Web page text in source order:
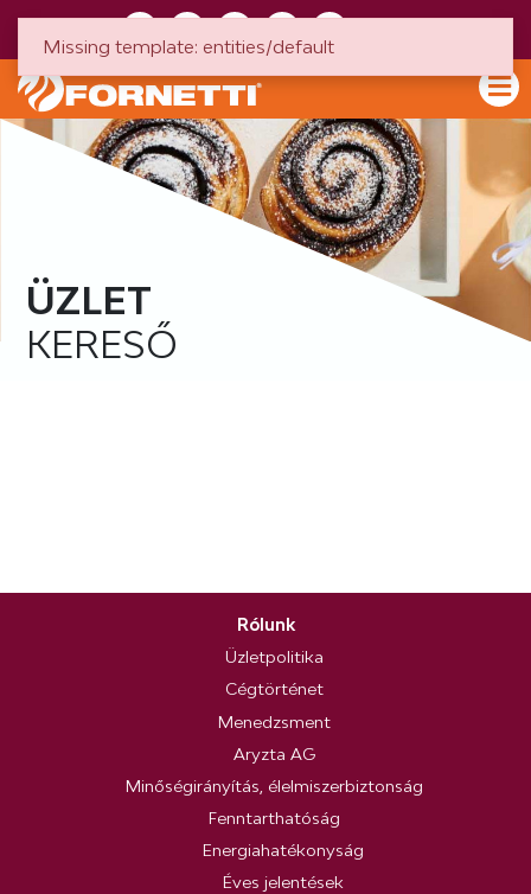
ÜZLET
KERESŐ
Rólunk
Üzletpolitika
Cégtörténet
Menedzsment
Aryzta AG
Minőségirányítás, élelmiszerbiztonság
Fenntarthatóság
Energiahatékonyság
Éves jelentések
Missing template: entities/default